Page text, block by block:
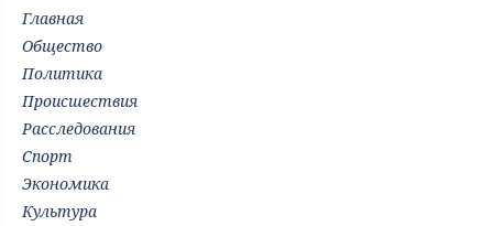
Главная
Общество
Политика
Происшествия
Расследования
Спорт
Экономика
Культура